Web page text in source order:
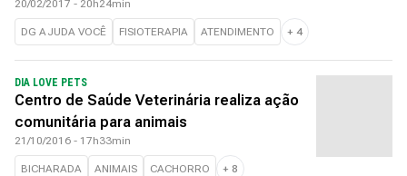
20/02/2017 - 20h24min
DG AJUDA VOCÊ FISIOTERAPIA ATENDIMENTO + 4
DIA LOVE PETS
Centro de Saúde Veterinária realiza ação
comunitária para animais
21/10/2016 - 17h33min
BICHARADA ANIMAIS CACHORRO + 8